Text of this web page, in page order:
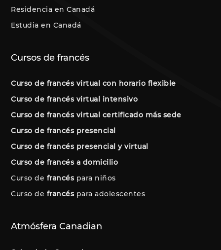
Residencia en Canadá
Estudia en Canadá
Cursos de francés
Curso de francés virtual con horario flexible
Curso de francés virtual intensivo
Curso de francés virtual certificado más sede
Curso de francés presencial
Curso de francés presencial y virtual
Curso de francés a domicilio
Curso de francéspara niños
Curso de francéspara adolescentes
Atmósfera Canadian